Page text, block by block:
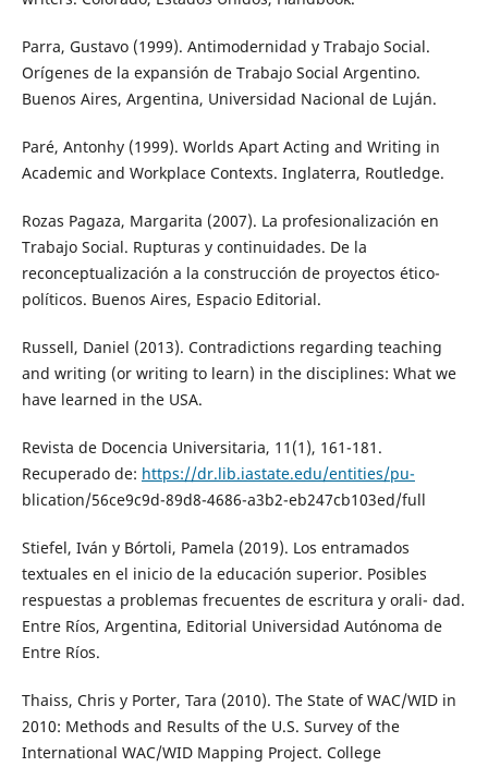
Parra, Gustavo (1999). Antimodernidad y Trabajo Social.
Orígenes de la expansión de Trabajo Social Argentino.
Buenos Aires, Argentina, Universidad Nacional de Luján.
Paré, Antonhy (1999). Worlds Apart Acting and Writing in
Academic and Workplace Contexts. Inglaterra, Routledge.
Rozas Pagaza, Margarita (2007). La profesionalización en
Trabajo Social. Rupturas y continuidades. De la
reconceptualización a la construcción de proyectos ético-
políticos. Buenos Aires, Espacio Editorial.
Russell, Daniel (2013). Contradictions regarding teaching
and writing (or writing to learn) in the disciplines: What we
have learned in the USA.
Revista de Docencia Universitaria, 11(1), 161-181.
Recuperado de: https://dr.lib.iastate.edu/entities/pu-
blication/56ce9c9d-89d8-4686-a3b2-eb247cb103ed/full
Stiefel, Iván y Bórtoli, Pamela (2019). Los entramados
textuales en el inicio de la educación superior. Posibles
respuestas a problemas frecuentes de escritura y orali- dad.
Entre Ríos, Argentina, Editorial Universidad Autónoma de
Entre Ríos.
Thaiss, Chris y Porter, Tara (2010). The State of WAC/WID in
2010: Methods and Results of the U.S. Survey of the
International WAC/WID Mapping Project. College